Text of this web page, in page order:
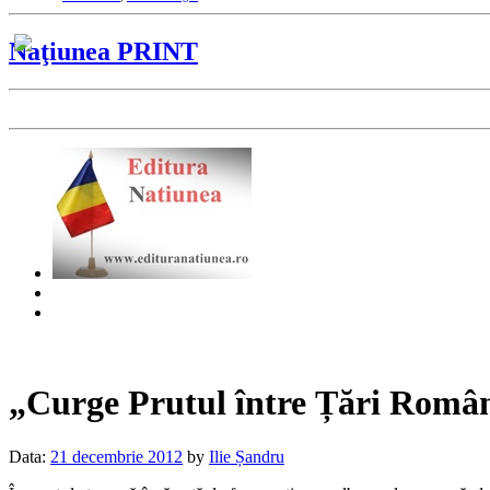
Naţiunea PRINT
„Curge Prutul între Țări
Data: 21 decembrie 2012 by Ilie Șandru